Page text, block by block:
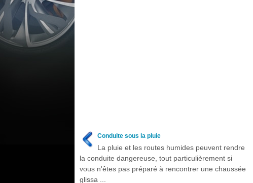
Conduite sous la pluie
La pluie et les routes humides peuvent rendre
la conduite dangereuse, tout particulièrement si
vous n'êtes pas préparé à rencontrer une chaussée
glissa ...